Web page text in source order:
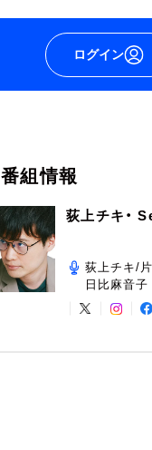
ログイン
組情報
荻上チキ・
荻上チキ/
日比麻音子